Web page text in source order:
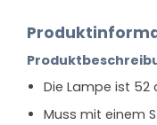
Die Lampe ist 52
Muss mit einem